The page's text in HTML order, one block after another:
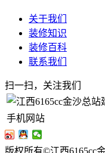
关于我们
装修知识
装修百科
联系我们
扫一扫，关注我们
手机网站
版权所有©江西6165cc